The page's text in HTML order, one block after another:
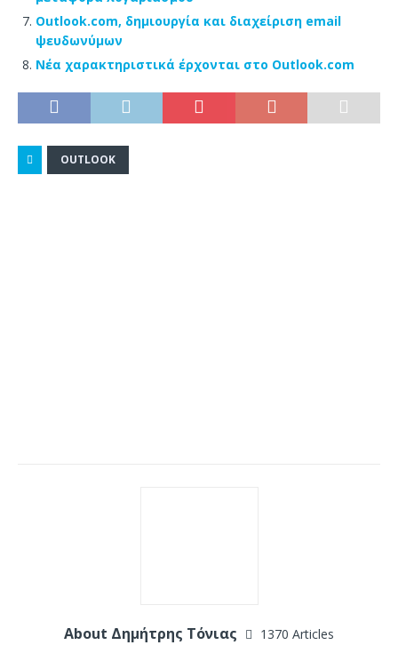
Outlook.com, δημιουργία και διαχείριση email
ψευδωνύμων
Νέα χαρακτηριστικά έρχονται στο Outlook.com
OUTLOOK
About Δημήτρης Τόνιας
1370 Articles